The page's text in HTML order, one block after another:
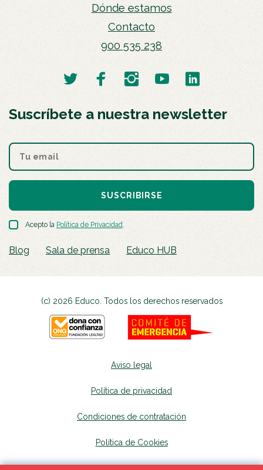
Dónde estamos
Contacto
900 535 238
Suscríbete a nuestra newsletter
SUSCRIBIRSE
Acepto la Política de Privacidad
Blog Sala de prensa Educo HUB
(c) 2026 Educo. Todos los derechos reservados
Aviso legal
Política de privacidad
Condiciones de contratación
Política de Cookies